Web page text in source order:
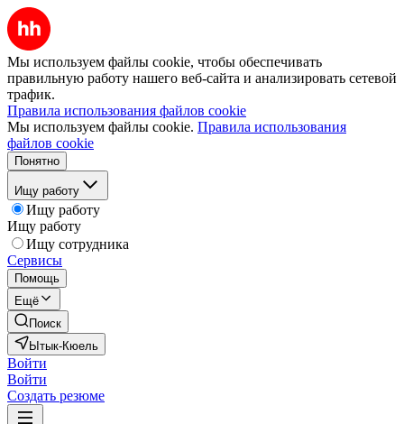
Мы используем файлы cookie, чтобы обеспечивать
правильную работу нашего веб-сайта и анализировать сетевой
трафик.
Правила использования файлов cookie
Мы используем файлы cookie. Правила использования
файлов cookie
Понятно
Ищу работу
Ищу работу
Ищу работу
Ищу сотрудника
Сервисы
Помощь
Ещё
Поиск
Ытык-Кюель
Войти
Войти
Создать резюме